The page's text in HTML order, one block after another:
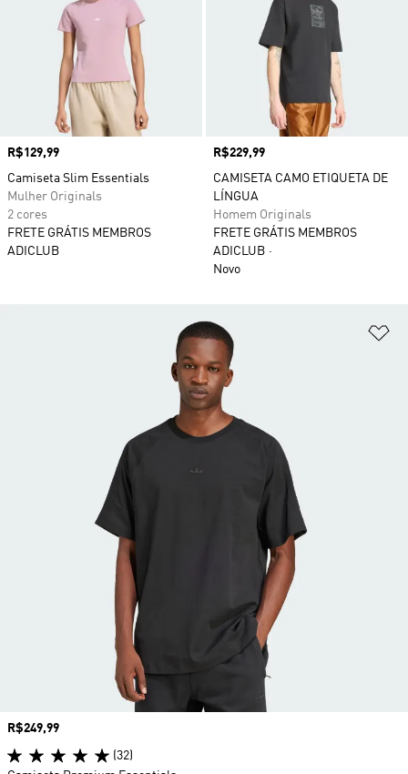
Preço
R$129,99
Camiseta Slim Essentials
Mulher Originals
2 cores
FRETE GRÁTIS MEMBROS
ADICLUB
Preço
R$229,99
CAMISETA CAMO ETIQUETA DE
LÍNGUA
Homem Originals
FRETE GRÁTIS MEMBROS
ADICLUB
Novo
Preço
R$249,99
(32)